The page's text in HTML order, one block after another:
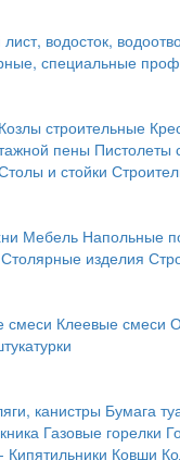
водосток,
специальные
Козлы строительные
пены Пистолеты
и стойки
Мебель Напольные
Столярные изделия
смеси Клеевые смеси
канистры Бумага
Газовые горелки
Кипятильники Ковши